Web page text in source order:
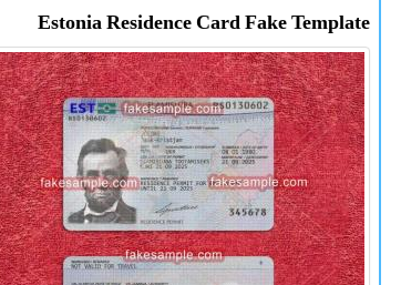
Estonia Residence Card Fake Template